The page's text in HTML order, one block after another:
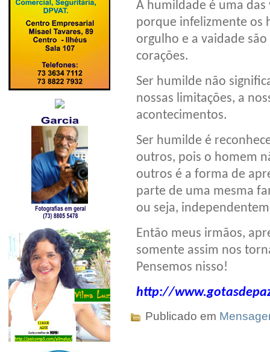
A humildade é uma
porque infelizmente os
orgulho e a vaidade
corações.
Ser humilde não
nossas limitações, a
acontecimentos.
Ser humilde é
outros, pois o homem
outros é a forma de
parte de uma mesma
ou seja,
Então meus irmãos,
somente assim nos
Pensemos nisso!
http://
Publicado em